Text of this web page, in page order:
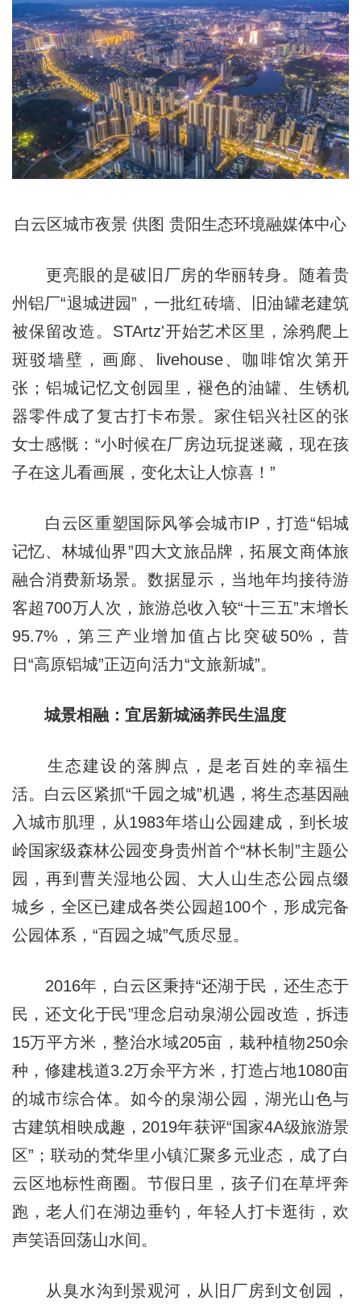
白云区城市夜景 供图 贵阳生态环境融媒体中心
更亮眼的是破旧厂房的华丽转身。随着贵
州铝厂“退城进园”，一批红砖墙、旧油罐老建筑
被保留改造。STArtz'开始艺术区里，涂鸦爬上
斑驳墙壁，画廊、livehouse、咖啡馆次第开
张；铝城记忆文创园里，褪色的油罐、生锈机
器零件成了复古打卡布景。家住铝兴社区的张
女士感慨：“小时候在厂房边玩捉迷藏，现在孩
子在这儿看画展，变化太让人惊喜！”
白云区重塑国际风筝会城市IP，打造“铝城
记忆、林城仙界”四大文旅品牌，拓展文商体旅
融合消费新场景。数据显示，当地年均接待游
客超700万人次，旅游总收入较“十三五”末增长
95.7%，第三产业增加值占比突破50%，昔
日“高原铝城”正迈向活力“文旅新城”。
城景相融：宜居新城涵养民生温度
生态建设的落脚点，是老百姓的幸福生
活。白云区紧抓“千园之城”机遇，将生态基因融
入城市肌理，从1983年塔山公园建成，到长坡
岭国家级森林公园变身贵州首个“林长制”主题公
园，再到曹关湿地公园、大人山生态公园点缀
城乡，全区已建成各类公园超100个，形成完备
公园体系，“百园之城”气质尽显。
2016年，白云区秉持“还湖于民，还生态于
民，还文化于民”理念启动泉湖公园改造，拆违
15万平方米，整治水域205亩，栽种植物250余
种，修建栈道3.2万余平方米，打造占地1080亩
的城市综合体。如今的泉湖公园，湖光山色与
古建筑相映成趣，2019年获评“国家4A级旅游景
区”；联动的梵华里小镇汇聚多元业态，成了白
云区地标性商圈。节假日里，孩子们在草坪奔
跑，老人们在湖边垂钓，年轻人打卡逛街，欢
声笑语回荡山水间。
从臭水沟到景观河，从旧厂房到文创园，